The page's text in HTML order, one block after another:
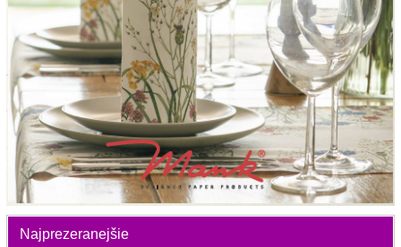
Najprezeranejšie